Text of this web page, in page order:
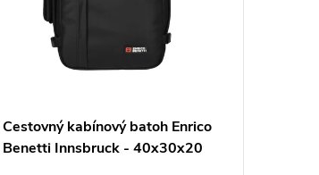
Cestovný kabínový batoh Enrico
Benetti Innsbruck - 40x30x20